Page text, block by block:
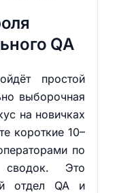
QA
простой
выборочная
на новичках
короткие 10–
по
сводок. Это
отдел QA и